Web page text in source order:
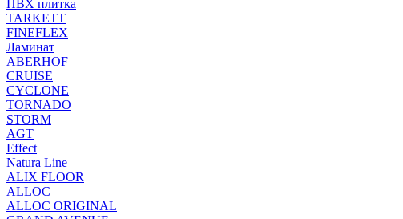
ПВХ плитка
TARKETT
FINEFLEX
Ламинат
ABERHOF
CRUISE
CYCLONE
TORNADO
STORM
AGT
Effect
Natura Line
ALIX FLOOR
ALLOC
ALLOC ORIGINAL